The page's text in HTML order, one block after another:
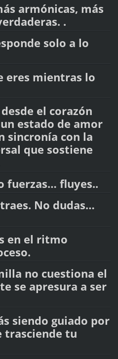
armónicas, más
.
solo a lo
eres mientras lo
el corazón
estado de amor
sincronía con la
que sostiene
fuerzas… fluyes..
No dudas…
en el ritmo
no cuestiona el
se apresura a ser
siendo guiado por
trasciende tu